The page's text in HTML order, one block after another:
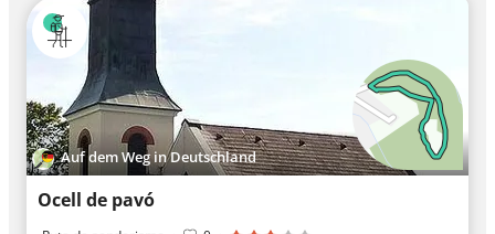
Auf dem Weg in Deutschland
Ocell de pavó